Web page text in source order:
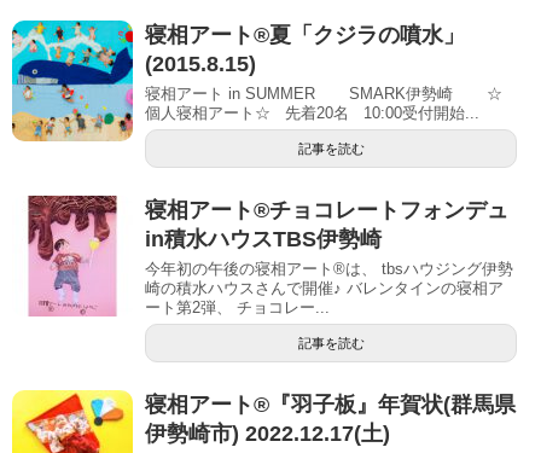
寝相アート®夏「クジラの噴水」
(2015.8.15)
寝相アート in SUMMER SMARK伊勢崎 ☆
個人寝相アート☆ 先着20名 10:00受付開始...
記事を読む
寝相アート®︎チョコレートフォンデュ
in積水ハウスTBS伊勢崎
今年初の午後の寝相アート®︎は、 tbsハウジング伊勢
崎の積水ハウスさんで開催♪ バレンタインの寝相ア
ート第2弾、 チョコレー...
記事を読む
寝相アート®︎『羽子板』年賀状(群馬県
伊勢崎市) 2022.12.17(土)